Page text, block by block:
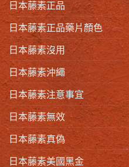
日本藤素正品
日本藤素正品藥片顏色
日本藤素沒用
日本藤素沖繩
日本藤素注意事宜
日本藤素無效
日本藤素真偽
日本藤素美國黑金